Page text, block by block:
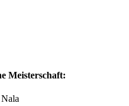
Meisterschaft: